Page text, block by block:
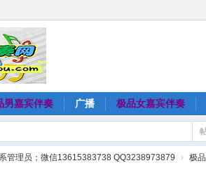
男嘉宾伴奏 广播 极品女嘉宾伴奏
管理员；微信13615383738 QQ3238973879 › 极